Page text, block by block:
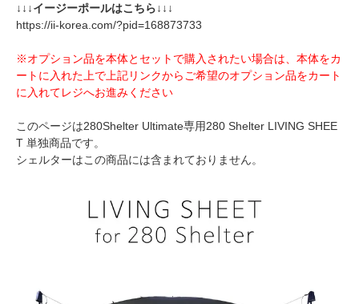
↓↓↓イージーポールはこちら↓↓↓
https://ii-korea.com/?pid=168873733
※オプション品を本体とセットで購入されたい場合は、本体をカ
ートに入れた上で上記リンクからご希望のオプション品をカート
に入れてレジへお進みください
このページは280Shelter Ultimate専用280 Shelter LIVING SHEE
T 単独商品です。
シェルターはこの商品には含まれておりません。